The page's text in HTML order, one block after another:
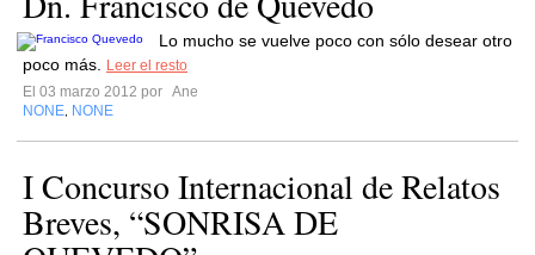
Lo mucho se vuelve poco con sólo desear otro
poco más.
Leer el resto
El 03 marzo 2012 por Ane
NONE NONE
I Concurso Internacional de Relatos
Breves, “SONRISA DE